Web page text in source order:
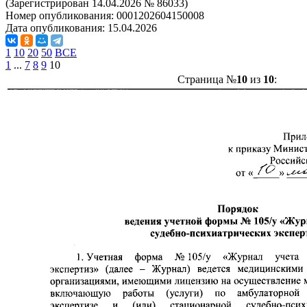
(Зарегистрирован 14.04.2026 № 86033)
Номер опубликования: 0001202604150008
Дата опубликования: 15.04.2026
1 10 20 50 ВСЕ
1 ... 7 8 9 10
Страница №10из 10: